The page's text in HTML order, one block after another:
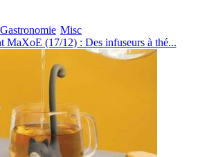
Gastronomie Misc
MaXoE (17/12) : Des infuseurs à thé...